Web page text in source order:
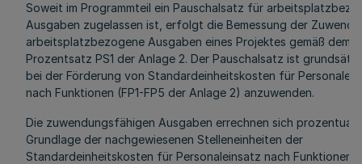
Soweit im Programmteil ein Pauschalsatz für
Ausgaben zugelassen ist, erfolgt die Bemessung der
arbeitsplatzbezogene Ausgaben eines Projektes gemäß dem
Prozentsatz PS1 der Anlage 2. Der Pauschalsatz ist
bei der Förderung von Standardeinheitskosten für
nach Funktionen (FP1-FP5 der Anlage 2) anzuwenden.
Die zuwendungsfähigen Ausgaben errechnen sich prozentual
Grundlage der nachgewiesenen Stelleneinheiten der
Standardeinheitskosten für Personaleinsatz nach Funktionen